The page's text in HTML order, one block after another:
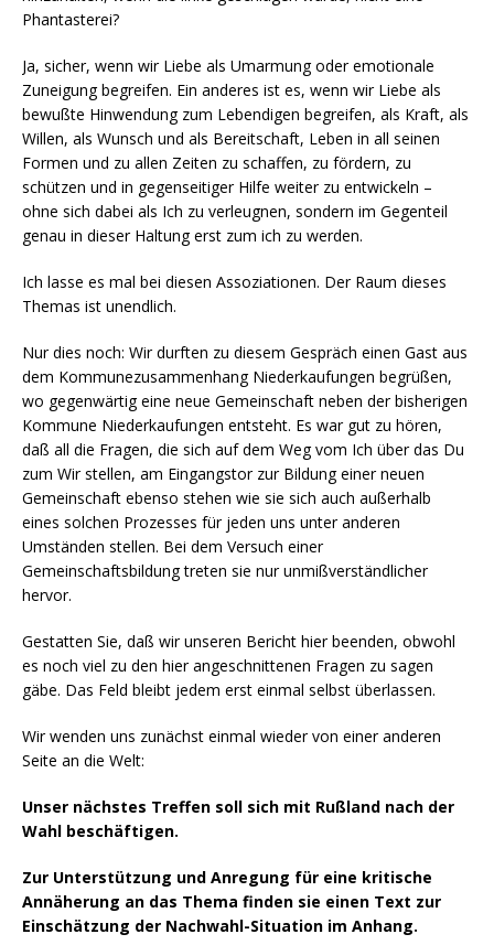
Phantasterei?
Ja, sicher, wenn wir Liebe als Umarmung oder emotionale
Zuneigung begreifen. Ein anderes ist es, wenn wir Liebe als
bewußte Hinwendung zum Lebendigen begreifen, als Kraft, als
Willen, als Wunsch und als Bereitschaft, Leben in all seinen
Formen und zu allen Zeiten zu schaffen, zu fördern, zu
schützen und in gegenseitiger Hilfe weiter zu entwickeln –
ohne sich dabei als Ich zu verleugnen, sondern im Gegenteil
genau in dieser Haltung erst zum ich zu werden.
Ich lasse es mal bei diesen Assoziationen. Der Raum dieses
Themas ist unendlich.
Nur dies noch: Wir durften zu diesem Gespräch einen Gast aus
dem Kommunezusammenhang Niederkaufungen begrüßen,
wo gegenwärtig eine neue Gemeinschaft neben der bisherigen
Kommune Niederkaufungen entsteht. Es war gut zu hören,
daß all die Fragen, die sich auf dem Weg vom Ich über das Du
zum Wir stellen, am Eingangstor zur Bildung einer neuen
Gemeinschaft ebenso stehen wie sie sich auch außerhalb
eines solchen Prozesses für jeden uns unter anderen
Umständen stellen. Bei dem Versuch einer
Gemeinschaftsbildung treten sie nur unmißverständlicher
hervor.
Gestatten Sie, daß wir unseren Bericht hier beenden, obwohl
es noch viel zu den hier angeschnittenen Fragen zu sagen
gäbe. Das Feld bleibt jedem erst einmal selbst überlassen.
Wir wenden uns zunächst einmal wieder von einer anderen
Seite an die Welt:
Unser nächstes Treffen soll sich mit Rußland nach der
Wahl beschäftigen.
Zur Unterstützung und Anregung für eine kritische
Annäherung an das Thema finden sie einen Text zur
Einschätzung der Nachwahl-Situation im Anhang.